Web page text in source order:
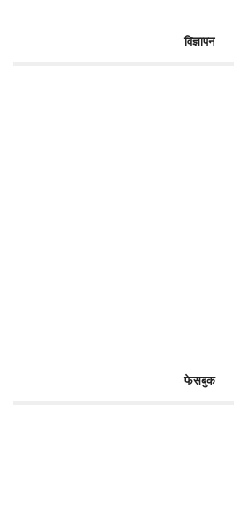
विज्ञापन
फेसबुक